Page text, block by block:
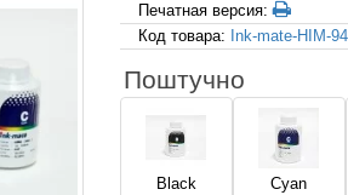
Печатная версия:
Код товара: Ink-mate-HIM-
Поштучно
Black
Cyan